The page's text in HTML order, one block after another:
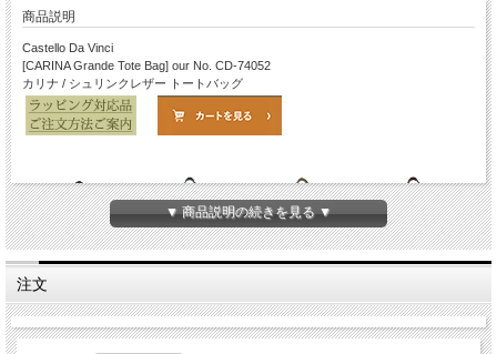
商品説明
Castello Da Vinci
[CARINA Grande Tote Bag] our No. CD-74052
カリナ / シュリンクレザー トートバッグ
▼ 商品説明の続きを見る ▼
注文